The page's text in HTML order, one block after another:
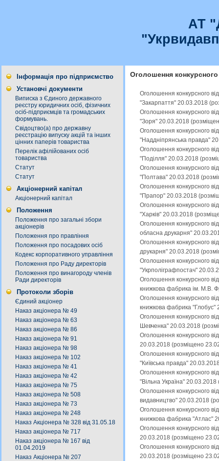
АТ
Інформація про підприємство
Установчі документи
Виписка з Єдиного державного
реєстру юридичних осіб, фізичних
осіб-підприємців та громадських
формувань.
Свідоцтво(а) про державну
реєстрацію випуску акцій та інших
цінних паперів товариства
Перелік афілійованих осіб
товариства
Статут
Статут
Акціонерний капітал
Акціонерний капітал
Положення
Положення про загальні збори
акціонерів
Положення про правління
Положення про посадових осіб
Кодекс корпоративного управління
Положення про Раду директорів
Положення про винагороду членів
Ради директорів
Протоколи зборів
Єдиний акціонер
Наказ акціонера № 49
Наказ акціонера № 63
Наказ акціонера № 86
Наказ акціонера № 91
Наказ акціонера № 98
Наказ акціонера № 102
Наказ акціонера № 41
Наказ акціонера № 42
Наказ акціонера № 75
Наказ акціонера № 508
Наказ акціонера № 73
Наказ акціонера № 248
Наказ Акціонера № 328 від 31.05.18
Наказ акціонера № 717
Наказ акціонера № 167 від
01.04.2019
Наказ Акціонера № 207
Оголошення конкурсного
Оголошення конкурсного
"Закарпаття" 20.03.2018
Оголошення конкурсного
"Зоря" 20.03.2018
Оголошення конкурсного
"Наддніпрянська правда"
Оголошення конкурсного
"Поділля" 20.03.2018
Оголошення конкурсного
"Полтава" 20.03.2018
Оголошення конкурсного
"Прапор" 20.03.2018
Оголошення конкурсного
"Харків" 20.03.2018
Оголошення конкурсного
обласна друкарня"
Оголошення конкурсного
друкарня" 20.03.2018
Оголошення конкурсного
"Укрполіграфпостач"
Оголошення конкурсного
книжкова фабрика ім. М.В.
Оголошення конкурсного
книжкова фабрика
Оголошення конкурсного
Шевченка" 20.03.2018
Оголошення конкурсного
20.03.2018 (розміщено
Оголошення конкурсного
"Київська правда"
Оголошення конкурсного
"Вільна Україна"
Оголошення конкурсного
видавництво" 20.03.2018
Оголошення конкурсного
книжкова фабрика "Атлас"
Оголошення конкурсного
20.03.2018 (розміщено
Оголошення конкурсного
20.03.2018 (розміщено